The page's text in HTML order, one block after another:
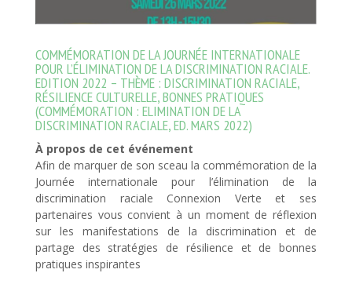
COMMÉMORATION DE LA JOURNÉE INTERNATIONALE
POUR L’ÉLIMINATION DE LA DISCRIMINATION RACIALE.
EDITION 2022 – THÈME : DISCRIMINATION RACIALE,
RÉSILIENCE CULTURELLE, BONNES PRATIQUES
(COMMÉMORATION : ELIMINATION DE LA
DISCRIMINATION RACIALE, ED. MARS 2022)
À propos de cet événement
Afin de marquer de son sceau la commémoration de la
Journée internationale pour l’élimination de la
discrimination raciale Connexion Verte et ses
partenaires vous convient à un moment de réflexion
sur les manifestations de la discrimination et de
partage des stratégies de résilience et de bonnes
pratiques inspirantes